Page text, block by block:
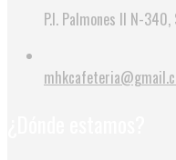
P.I. Palmones II N-340,